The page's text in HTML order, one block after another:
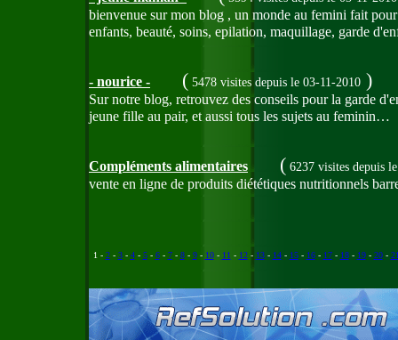
bienvenue sur mon blog , un monde au femini fait
enfants, beauté, soins, epilation, maquillage, garde
- nourice - ( 5478 visites depuis le 03-11-2010 )
Sur notre blog, retrouvez des conseils pour la garde
jeune fille au pair, et aussi tous les sujets au feminin…
Compléments alimentaires ( 6237 visites depuis
vente en ligne de produits diététiques nutritionnels
1 - 2- 3- 4- 5- 6- 7- 8- 9- 10- 11 - 12- 13- 14- 15- 16- 17- 18- 19- 20-